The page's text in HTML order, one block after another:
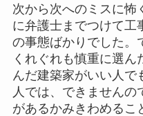
次から次へのミスに怖
に弁護士までつけて工
の事態ばかりでした。
くれぐれも慎重に選ん
んだ建築家がいい人で
人では、できませんの
があるかみきわめるこ